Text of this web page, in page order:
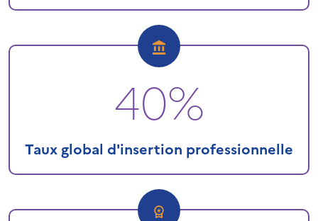
40%
Taux global d'insertion professionnelle